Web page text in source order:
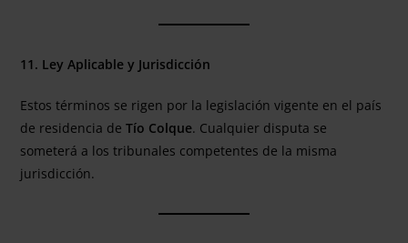
11. Ley Aplicable y Jurisdicción
Estos términos se rigen por la legislación vigente en el país
de residencia deTío Colque. Cualquier disputa se
someterá a los tribunales competentes de la misma
jurisdicción.